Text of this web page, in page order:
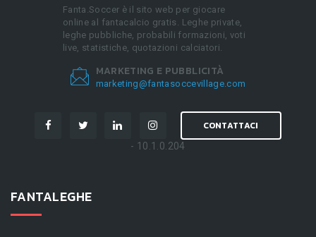
Fanta.Soccer è il sito web per giocare
online al fantacalcio gratis. Leghe private,
leghe pubbliche, probabili formazioni, voti
live, statistiche, quotazioni calciatori.
MARKETING E PUBBLICITÀ
marketing@fantasoccevillage.com
CONTATTACI
- 10.1.0.204
FANTALEGHE